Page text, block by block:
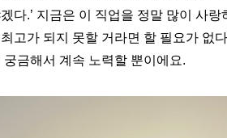
다.’ 지금은 이 직업을 정말 많이 사랑
고가 되지 못할 거라면 할 필요가 없다
금해서 계속 노력할 뿐이에요.